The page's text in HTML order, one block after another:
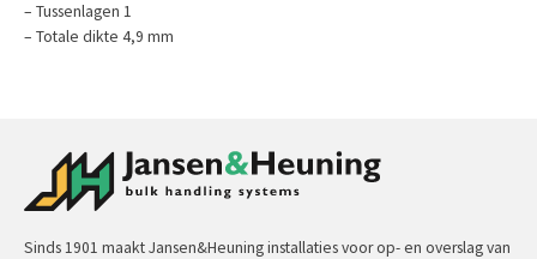
– Tussenlagen 1
– Totale dikte 4,9 mm
Sinds 1901 maakt Jansen&Heuning installaties voor op- en overslag van